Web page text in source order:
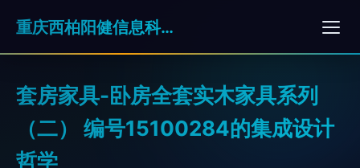
重庆西柏阳健信息科技有限公司
套房家具-卧房全套实木家具系列
（二） 编号15100284的集成设计
哲学